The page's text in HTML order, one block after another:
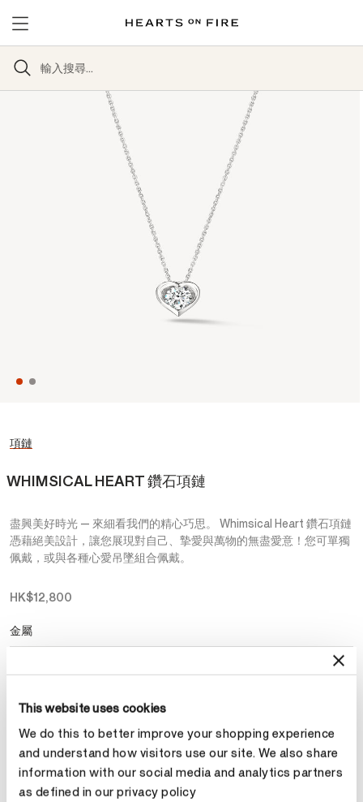
This website uses cookies
We do this to better improve your shopping experience
and understand how visitors use our site. We also share
information with our social media and analytics partners
as defined in our privacy policy
項鏈
WHIMSICAL HEART 鑽石項鏈
盡興美好時光 — 來細看我們的精心巧思。 Whimsical Heart 鑽石項鏈
憑藉絕美設計，讓您展現對自己、摯愛與萬物的無盡愛意！您可單獨
佩戴，或與各種心愛吊墜組合佩戴。
HK$12,800
金屬